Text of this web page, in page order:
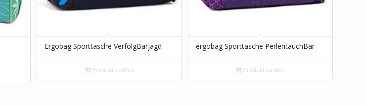
Ergobag Sporttasche VerfolgBärjagd
Produkt kaufen
ergobag Sporttasche PerlentauchBär
Produkt kaufen